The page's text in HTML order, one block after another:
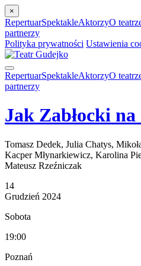
×
RepertuarSpektakleAktorzyO
partnerzy
Polityka prywatności Ustawienia
RepertuarSpektakleAktorzyO
partnerzy
Jak Zabłocki
Tomasz Dedek, Julia Chatys,
Kacper Młynarkiewicz, Karolina
Mateusz Rzeźniczak
14
Grudzień 2024
Sobota
19:00
Poznań